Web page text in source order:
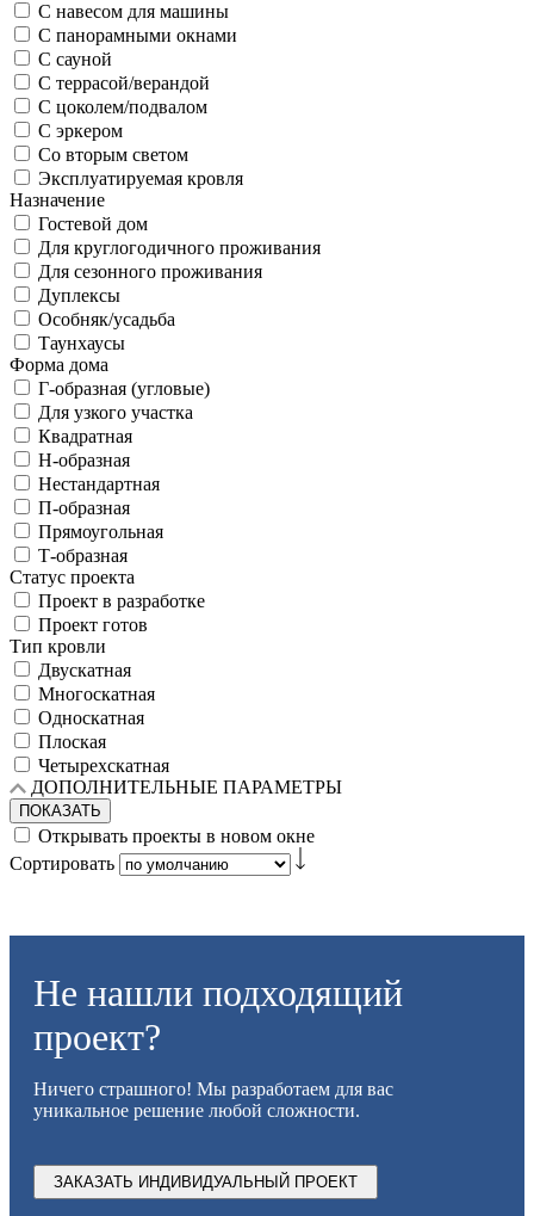
С навесом для машины
С панорамными окнами
С сауной
С террасой/верандой
С цоколем/подвалом
С эркером
Со вторым светом
Эксплуатируемая кровля
Назначение
Гостевой дом
Для круглогодичного проживания
Для сезонного проживания
Дуплексы
Особняк/усадьба
Таунхаусы
Форма дома
Г-образная (угловые)
Для узкого участка
Квадратная
Н-образная
Нестандартная
П-образная
Прямоугольная
Т-образная
Статус проекта
Проект в разработке
Проект готов
Тип кровли
Двускатная
Многоскатная
Односкатная
Плоская
Четырехскатная
ДОПОЛНИТЕЛЬНЫЕ ПАРАМЕТРЫ
ПОКАЗАТЬ
Открывать проекты в новом окне
Сортировать
Не нашли подходящий
проект?
Ничего страшного! Мы разработаем для вас
уникальное решение любой сложности.
ЗАКАЗАТЬ ИНДИВИДУАЛЬНЫЙ ПРОЕКТ